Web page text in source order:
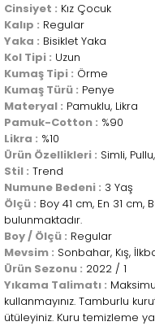
Cinsiyet : Kız Çocuk
Kalıp : Regular
Yaka : Bisiklet Yaka
Kol Tipi : Uzun
Kumaş Tipi : Örme
Kumaş Türü : Penye
Materyal : Pamuklu, Likra
Pamuk-Cotton : %90
Likra : %10
Ürün Özellikleri : Simli,
Stil : Trend
Numune Bedeni : 3 Yaş
Ölçü : Boy 41 cm, En 31
bulunmaktadır.
Boy / Ölçü : Regular
Mevsim : Sonbahar, Kış,
Ürün Sezonu : 2022 / 1
Yıkama Talimatı :
kullanmayınız. Tamburlu
ütüleyiniz. Kuru temizleme